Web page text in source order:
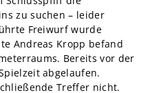
zu suchen – leider
Freiwurf wurde
Andreas Kropp befand
Bereits vor der
abgelaufen.
Treffer nicht.